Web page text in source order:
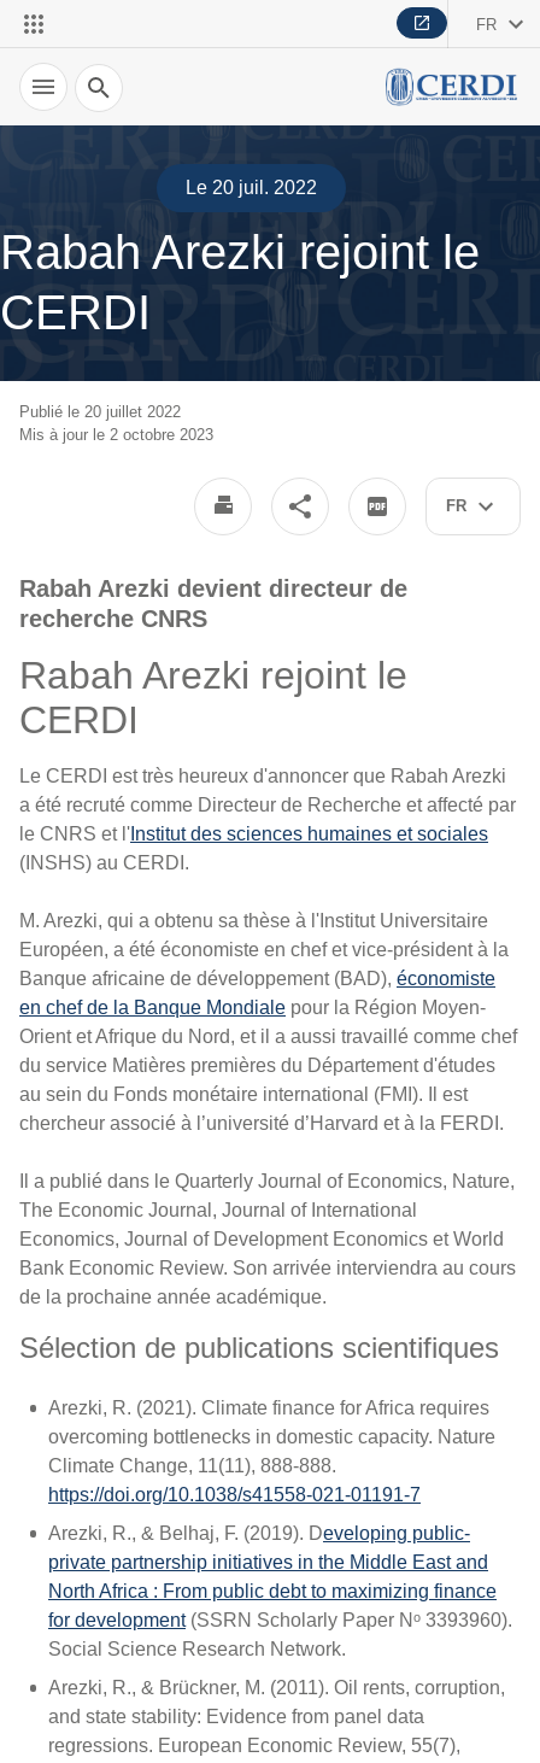
FR
Recherche
Le 20 juil. 2022
Rabah Arezki rejoint le
CERDI
FR
Publié le 20 juillet 2022
Mis à jour le 2 octobre 2023
Rabah Arezki devient directeur de
recherche CNRS
Rabah Arezki rejoint le
CERDI
Le CERDI est très heureux d'annoncer que Rabah Arezki
a été recruté comme Directeur de Recherche et affecté par
le CNRS et l' Institut des sciences humaines et sociales
(INSHS) au CERDI.
M. Arezki, qui a obtenu sa thèse à l'Institut Universitaire
Européen, a été économiste en chef et vice-président à la
Banque africaine de développement (BAD), économiste
en chef de la Banque Mondiale pour la Région Moyen-
Orient et Afrique du Nord, et il a aussi travaillé comme chef
du service Matières premières du Département d'études
au sein du Fonds monétaire international (FMI). Il est
chercheur associé à l’université d’Harvard et à la FERDI.
Il a publié dans le Quarterly Journal of Economics, Nature,
The Economic Journal, Journal of International
Economics, Journal of Development Economics et World
Bank Economic Review. Son arrivée interviendra au cours
de la prochaine année académique.
Sélection de publications scientifiques
Arezki, R. (2021). Climate finance for Africa requires
overcoming bottlenecks in domestic capacity. Nature
Climate Change, 11(11), 888‑888.
https://doi.org/10.1038/s41558-021-01191-7
Arezki, R., & Belhaj, F. (2019). Developing public-
private partnership initiatives in the Middle East and
North Africa : From public debt to maximizing finance
for development(SSRN Scholarly Paper Nᵒ 3393960).
Social Science Research Network.
Arezki, R., & Brückner, M. (2011). Oil rents, corruption,
and state stability: Evidence from panel data
regressions. European Economic Review, 55(7),